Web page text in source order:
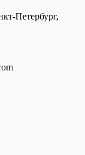
Петербург,